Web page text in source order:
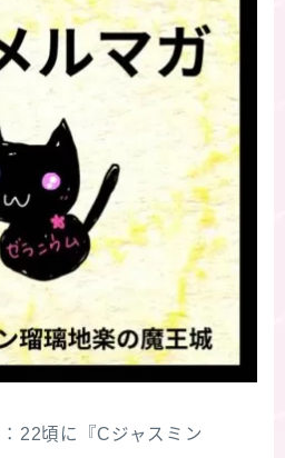
22頃に『Cジャスミン